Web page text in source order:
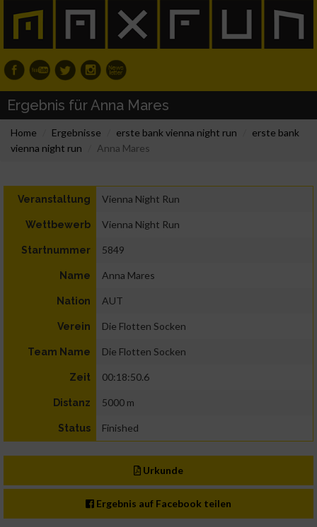
Ergebnis für Anna Mares
Home Ergebnisse erste bank vienna night run
erste bank
vienna night run
Anna Mares
Veranstaltung Vienna Night Run
Wettbewerb Vienna Night Run
Startnummer 5849
Name Anna Mares
Nation AUT
Verein Die Flotten Socken
Team Name Die Flotten Socken
Zeit 00:18:50.6
Distanz 5000 m
Status Finished
Urkunde
Ergebnis auf Facebook teilen